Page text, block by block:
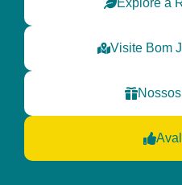
Explore a
Visite Bom